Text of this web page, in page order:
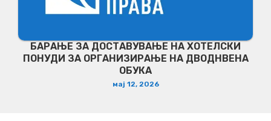
БАРАЊЕ ЗА ДОСТАВУВАЊЕ НA ХОТЕЛСКИ
ПОНУДИ ЗА ОРГАНИЗИРАЊЕ НА ДВОДНВЕНА
ОБУКА
мај 12, 2026